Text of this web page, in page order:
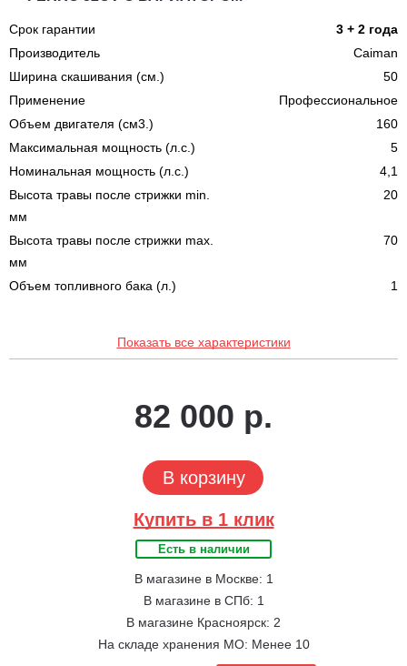
Срок гарантии
3 + 2 года
Производитель
Caiman
Ширина скашивания (см.)
50
Применение
Профессиональное
Объем двигателя (см3.)
160
Максимальная мощность (л.с.)
5
Номинальная мощность (л.с.)
4,1
Высота травы после стрижки min.
мм
20
Высота травы после стрижки max.
мм
70
Объем топливного бака (л.) 1
Показать все характеристики
82 000 р.
В корзину
Купить в 1 клик
Есть в наличии
В магазине в Москве: 1
В магазине в СПб: 1
В магазине Красноярск: 2
На складе хранения МО: Менее 10